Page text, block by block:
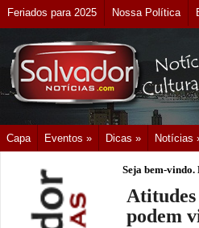
Feriados para 2025 Nossa Política
Capa Eventos » Dicas » Notícias
Seja bem-vindo.
podem